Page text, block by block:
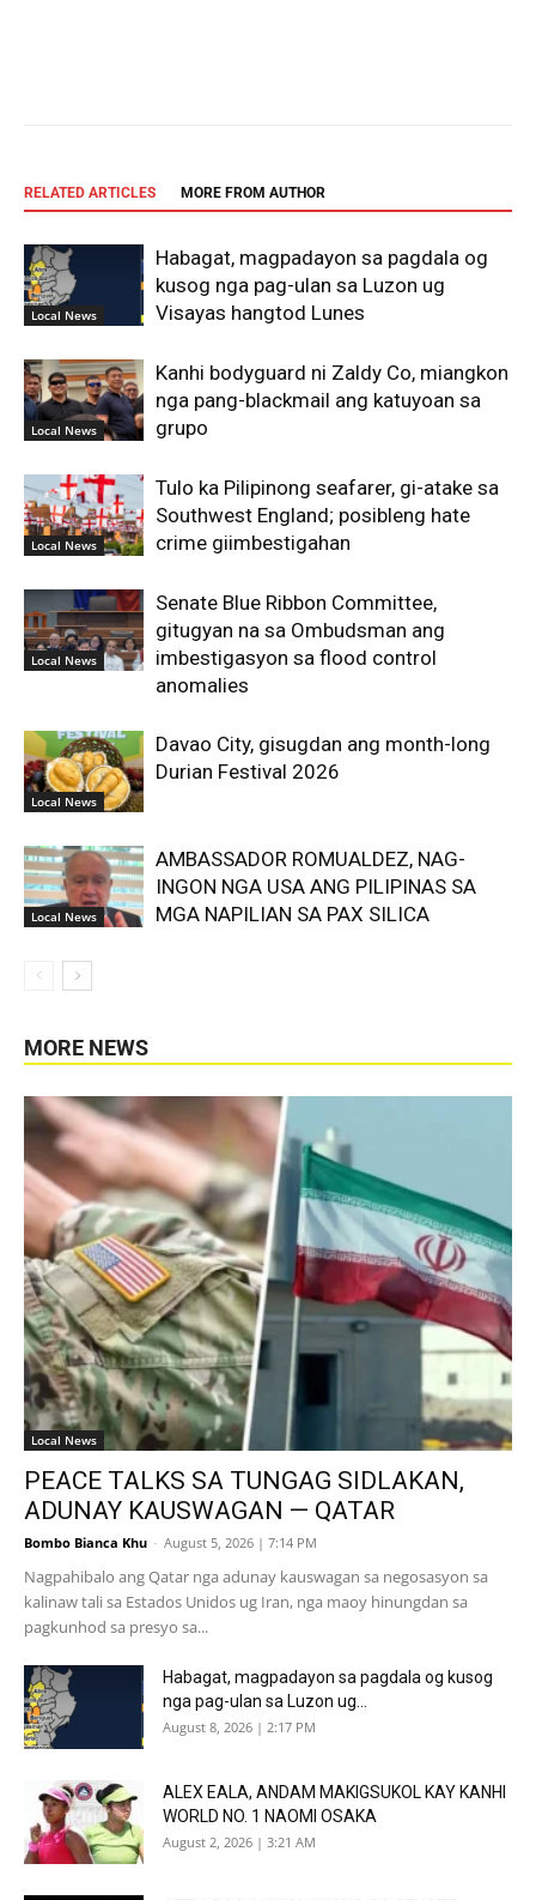
RELATED ARTICLES MORE FROM AUTHOR
Local News
Habagat, magpadayon sa pagdala og
kusog nga pag-ulan sa Luzon ug
Visayas hangtod Lunes
Local News
Kanhi bodyguard ni Zaldy Co, miangkon
nga pang-blackmail ang katuyoan sa
grupo
Local News
Tulo ka Pilipinong seafarer, gi-atake sa
Southwest England; posibleng hate
crime giimbestigahan
Local News
Senate Blue Ribbon Committee,
gitugyan na sa Ombudsman ang
imbestigasyon sa flood control
anomalies
Local News
Davao City, gisugdan ang month-long
Durian Festival 2026
Local News
AMBASSADOR ROMUALDEZ, NAG-
INGON NGA USA ANG PILIPINAS SA
MGA NAPILIAN SA PAX SILICA
MORE NEWS
Local News
PEACE TALKS SA TUNGAG SIDLAKAN,
ADUNAY KAUSWAGAN — QATAR
Bombo Bianca Khu - August 5, 2026 | 7:14 PM
Nagpahibalo ang Qatar nga adunay kauswagan sa negosasyon sa
kalinaw tali sa Estados Unidos ug Iran, nga maoy hinungdan sa
pagkunhod sa presyo sa...
Habagat, magpadayon sa pagdala og kusog
nga pag-ulan sa Luzon ug...
August 8, 2026 | 2:17 PM
ALEX EALA, ANDAM MAKIGSUKOL KAY KANHI
WORLD NO. 1 NAOMI OSAKA
August 2, 2026 | 3:21 AM